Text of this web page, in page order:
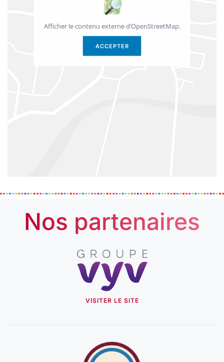
Afficher le contenu externe d’OpenStreetMap.
ACCEPTER
Nos partenaires
VISITER LE SITE